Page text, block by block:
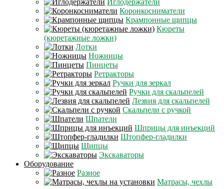
Иглодержатели
Коронкосниматели
Крампонные щипцы
Кюреты
(кюретажные ложки)
Лотки
Ножницы
Пинцеты
Ретракторы
Ручки для зеркал
Ручки для скальпелей
Лезвия для скальпелей
Скальпели с ручкой
Шпатели
Шприцы для инъекций
Штопфер-гладилки
Щипцы
Экскаваторы
Оборудование
Разное
Матрасы, чехлы